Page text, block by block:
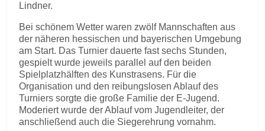
Lindner.
Bei schönem Wetter waren zwölf Mannschaften aus
der näheren hessischen und bayerischen Umgebung
am Start. Das Turnier dauerte fast sechs Stunden,
gespielt wurde jeweils parallel auf den beiden
Spielplatzhälften des Kunstrasens. Für die
Organisation und den reibungslosen Ablauf des
Turniers sorgte die große Familie der E-Jugend.
Moderiert wurde der Ablauf vom Jugendleiter, der
anschließend auch die Siegerehrung vornahm.